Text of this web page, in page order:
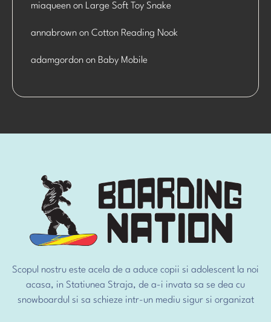
miaqueen on Large Soft Toy Snake
annabrown on Cotton Reading Nook
adamgordon on Baby Mobile
Scopul nostru este acela de a aduce copii si adolescent la noi
acasa, in Statiunea Straja, de a-i invata sa se dea cu
snowboardul si sa schieze intr-un mediu sigur si organizat